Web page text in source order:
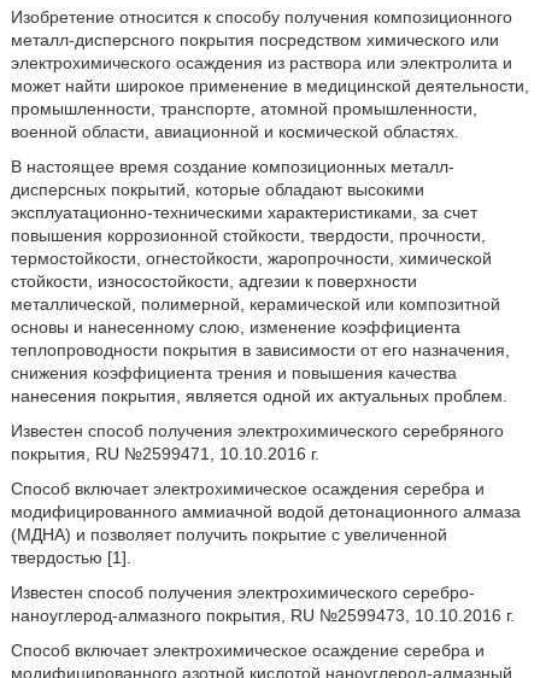
Изобретение относится к способу получения композиционного
металл-дисперсного покрытия посредством химического или
электрохимического осаждения из раствора или электролита и
может найти широкое применение в медицинской деятельности,
промышленности, транспорте, атомной промышленности,
военной области, авиационной и космической областях.
В настоящее время создание композиционных металл-
дисперсных покрытий, которые обладают высокими
эксплуатационно-техническими характеристиками, за счет
повышения коррозионной стойкости, твердости, прочности,
термостойкости, огнестойкости, жаропрочности, химической
стойкости, износостойкости, адгезии к поверхности
металлической, полимерной, керамической или композитной
основы и нанесенному слою, изменение коэффициента
теплопроводности покрытия в зависимости от его назначения,
снижения коэффициента трения и повышения качества
нанесения покрытия, является одной их актуальных проблем.
Известен способ получения электрохимического серебряного
покрытия, RU №2599471, 10.10.2016 г.
Способ включает электрохимическое осаждения серебра и
модифицированного аммиачной водой детонационного алмаза
(МДНА) и позволяет получить покрытие с увеличенной
твердостью [1].
Известен способ получения электрохимического серебро-
наноуглерод-алмазного покрытия, RU №2599473, 10.10.2016 г.
Способ включает электрохимическое осаждение серебра и
модифицированного азотной кислотой наноуглерод-алмазный